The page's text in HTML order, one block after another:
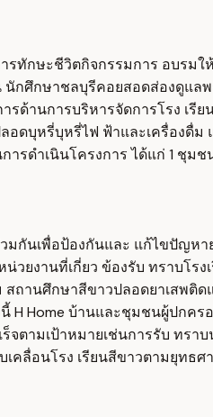
กษะชีวิตกิจกรรมการ อบรมใ
นักศึกษาชลบุรีคอยสอดส่องดู
รด้านการบริหารจัดการโรง เ
ดบุหรี่บุหรี่ไฟ ฟ้าและเครื่องดื่
ดำเนินโครงการ ได้แก่ 1 ชุม
วมกันเพื่อป้องกันและ แก้ไขปัญ
งานที่เกี่ยว ข้องรับ ทราบโร
สถานศึกษาสีขาวปลอดยาเสพ
Home บ้านและชุมชนผู้ปกค
ตามเป้าหมายเช่นการรับ ทร
ลื่อนโรง เรียนสีขาวตามยุทธ